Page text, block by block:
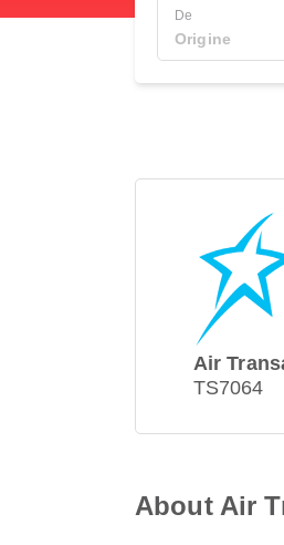
De
Air
TS7064
About Air